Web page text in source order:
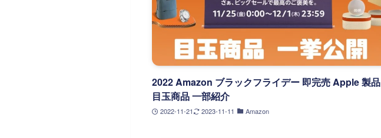
2022 Amazon ブラックフライデー 即完売 Apple 製品
目玉商品 一部紹介
2022-11-21 2023-11-11 Amazon